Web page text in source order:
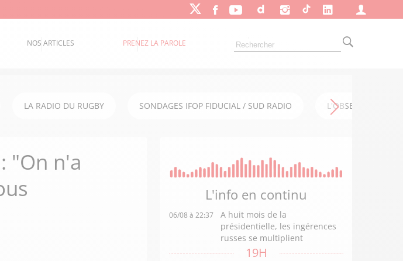
NOS ARTICLES PRENEZ LA PAROLE
LA RADIO DU RUGBY SONDAGES IFOP FIDUCIAL / SUD RADIO L'OBSERVATOIRE
"On n'a
L'info en continu
06/08 à 22:37
A huit mois de la
présidentielle, les ingérences
russes se multiplient
19H